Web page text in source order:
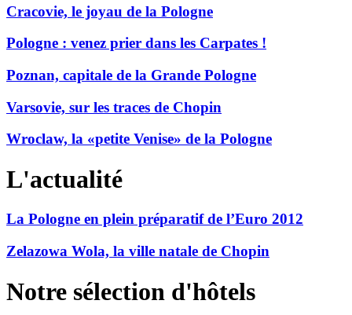
Cracovie, le joyau de la Pologne
Pologne : venez prier dans les Carpates !
Poznan, capitale de la Grande Pologne
Varsovie, sur les traces de Chopin
Wroclaw, la «petite Venise» de la Pologne
L'actualité
La Pologne en plein préparatif de l’Euro 2012
Zelazowa Wola, la ville natale de Chopin
Notre sélection d'hôtels